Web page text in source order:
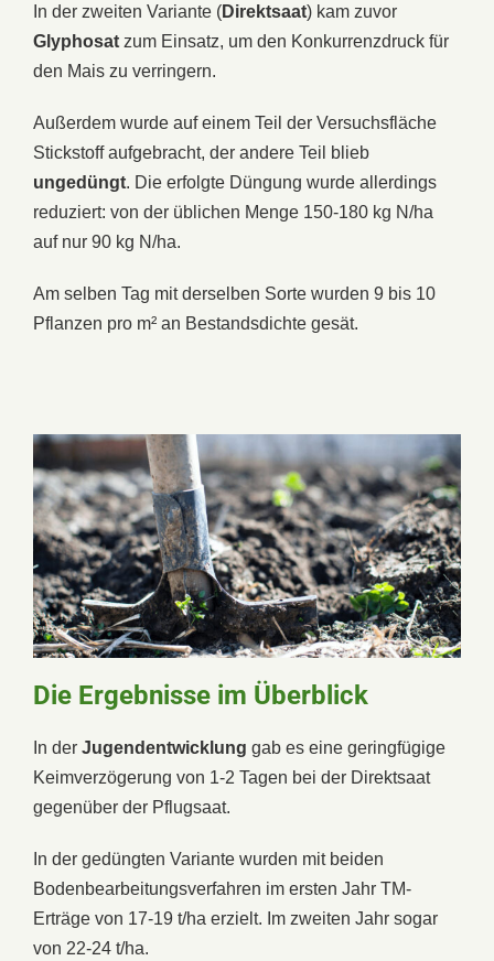
In der zweiten Variante (Direktsaat) kam zuvor
Glyphosat zum Einsatz, um den Konkurrenzdruck für
den Mais zu verringern.
Außerdem wurde auf einem Teil der Versuchsfläche
Stickstoff aufgebracht, der andere Teil blieb
ungedüngt. Die erfolgte Düngung wurde allerdings
reduziert: von der üblichen Menge 150-180 kg N/ha
auf nur 90 kg N/ha.
Am selben Tag mit derselben Sorte wurden 9 bis 10
Pflanzen pro m² an Bestandsdichte gesät.
Die Ergebnisse im Überblick
In der Jugendentwicklung gab es eine geringfügige
Keimverzögerung von 1-2 Tagen bei der Direktsaat
gegenüber der Pflugsaat.
In der gedüngten Variante wurden mit beiden
Bodenbearbeitungsverfahren im ersten Jahr TM-
Erträge von 17-19 t/ha erzielt. Im zweiten Jahr sogar
von 22-24 t/ha.